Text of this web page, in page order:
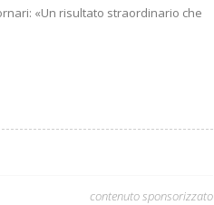
«Un risultato straordinario che
contenuto sponsorizzato